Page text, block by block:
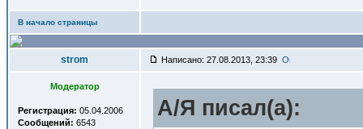
В начало страницы
strom Написано: 27.08.2013, 23:39
Модератор
Регистрация: 05.04.2006
Сообщений: 6543
A/Я писал(a):